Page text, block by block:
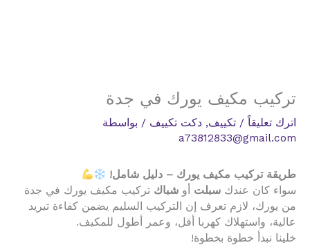
تركيب مكيف يورك في جدة
اترك تعليقاً / تكييف, دكت تكييف / بواسطة
a73812833@gmail.com
طريقة تركيب مكيف يورك – دليل شامل!
سواء كان عندك سبلت أو شباك تركيب مكيف يورك في جدة
من يورك، لازم تعرف إن التركيب السليم يضمن كفاءة تبريد
عالية، واستهلاك كهربا أقل، وعمر أطول للمكيف.
خلينا نبدأ خطوة بخطوة!